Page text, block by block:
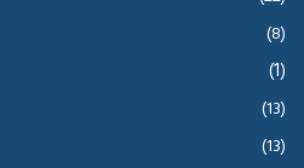
(8)
(1)
(13)
(13)